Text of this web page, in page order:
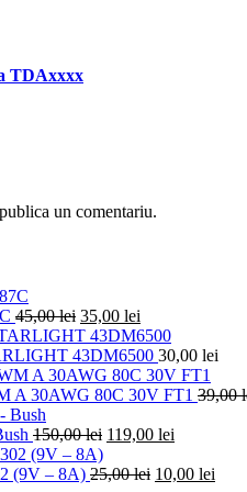
TDAxxxx
un comentariu.
45,00lei Prețul
inițial
a
fost:
45,00 lei.
35,00 lei
curent
este:
35,00 lei.
43DM6500 30,00 lei
A 30AWG 80C 30V FT1 39,00
150,00lei Prețul
a
119,00 lei
este:
(9V – 8A) 25,00lei Prețul
10,00 lei